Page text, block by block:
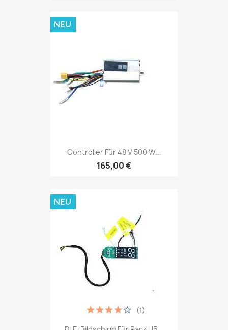
Controller Für 48 V 500 W...
165,00 €
NEU
(1)
NEU